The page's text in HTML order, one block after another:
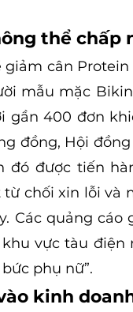
thể chấp
giảm cân
mẫu mặc
gần 400 đơn
đồng, Hội
đó được tiến
chối xin lỗi
Các quảng
vực tàu
phụ nữ”.
kinh